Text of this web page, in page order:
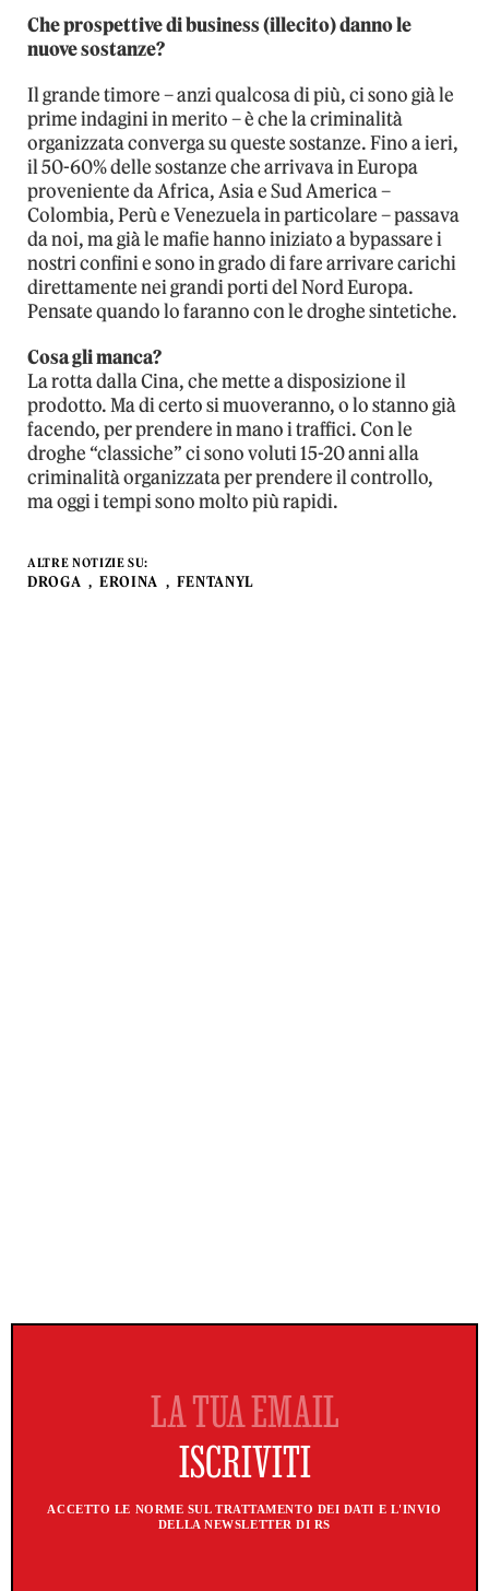
Che prospettive di business (illecito) danno le
nuove sostanze?
Il grande timore – anzi qualcosa di più, ci sono già le
prime indagini in merito – è che la criminalità
organizzata converga su queste sostanze. Fino a ieri,
il 50-60% delle sostanze che arrivava in Europa
proveniente da Africa, Asia e Sud America –
Colombia, Perù e Venezuela in particolare – passava
da noi, ma già le mafie hanno iniziato a bypassare i
nostri confini e sono in grado di fare arrivare carichi
direttamente nei grandi porti del Nord Europa.
Pensate quando lo faranno con le droghe sintetiche.
Cosa gli manca?
La rotta dalla Cina, che mette a disposizione il
prodotto. Ma di certo si muoveranno, o lo stanno già
facendo, per prendere in mano i traffici. Con le
droghe “classiche” ci sono voluti 15-20 anni alla
criminalità organizzata per prendere il controllo,
ma oggi i tempi sono molto più rapidi.
ALTRE NOTIZIE SU:
DROGA EROINA FENTANYL
ACCETTO LE NORME SUL TRATTAMENTO DEI DATI E L'INVIO
DELLA NEWSLETTER DI RS